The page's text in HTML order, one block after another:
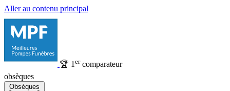
Aller au contenu principal
🏆 1 ercomparateur
obsèques
Obsèques